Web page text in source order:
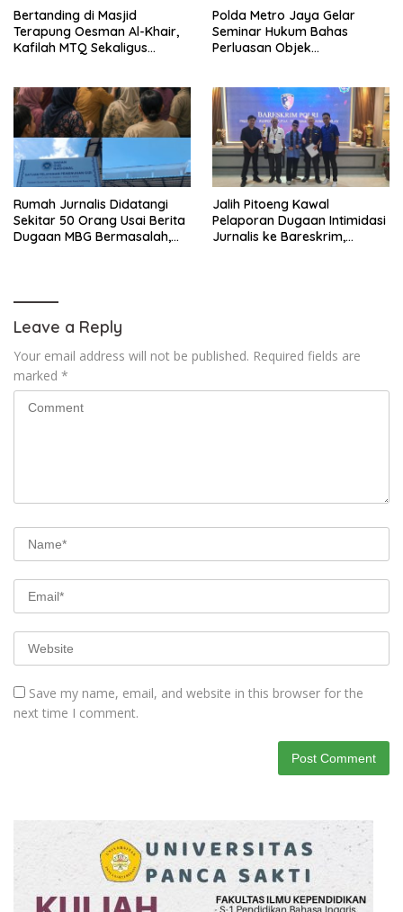
Bertanding di Masjid
Terapung Oesman Al-Khair,
Kafilah MTQ Sekaligus
Polda Metro Jaya Gelar
Seminar Hukum Bahas
Perluasan Objek
Rumah Jurnalis Didatangi
Sekitar 50 Orang Usai Berita
Dugaan MBG Bermasalah,
Jalih Pitoeng Kawal
Pelaporan Dugaan Intimidasi
Jurnalis ke Bareskrim,
Leave a Reply
Your email address will not be published. Required fields are
marked *
Save my name, email, and website in this browser for the
next time I comment.